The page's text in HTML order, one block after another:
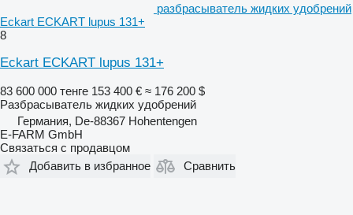
разбрасыватель жидких удобрений
Eckart ECKART lupus 131+
8
Eckart ECKART lupus 131+
83 600 000 тенге 153 400 € ≈ 176 200 $
Разбрасыватель жидких удобрений
Германия, De-88367 Hohentengen
E-FARM GmbH
Связаться с продавцом
Добавить в избранное
Сравнить